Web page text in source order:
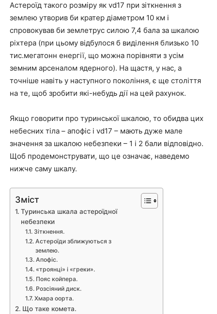
Астероїд такого розміру як vd17 при зіткнення з
землею утворив би кратер діаметром 10 км і
спровокував би землетрус силою 7,4 бала за шкалою
ріхтера (при цьому відбулося б виділення близько 10
тис.мегатонн енергії, що можна порівняти з усім
земним арсеналом ядерного). На щастя, у нас, а
точніше навіть у наступного покоління, є ще століття
на те, щоб зробити які-небудь дії на цей рахунок.
Якщо говорити про туринської шкалою, то обидва цих
небесних тіла – апофіс і vd17 – мають дуже мале
значення за шкалою небезпеки – 1 і 2 бали відповідно.
Щоб продемонструвати, що це означає, наведемо
нижче саму шкалу.
Зміст
Туринська шкала астероїдної
небезпеки
Зіткнення.
Астероїди зближуються з
землею.
Апофіс.
«троянці» і «греки».
Пояс койпера.
Розсіяний диск.
Хмара оорта.
Що таке комета.